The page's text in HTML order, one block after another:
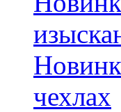
чехлах